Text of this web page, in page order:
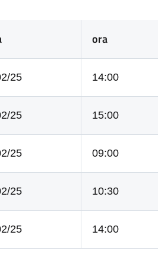
ora
25 14:00
25 15:00
25 09:00
25 10:30
25 14:00